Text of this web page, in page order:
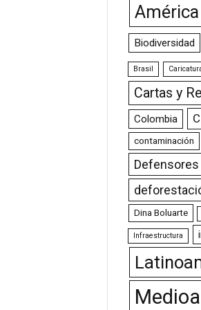
Biodiversidad
Brasil
Cartas y
Colombia
contaminación
Dina Boluarte
Infraestructura